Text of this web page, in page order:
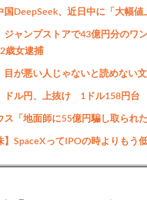
国DeepSeek、近日中に「大幅
ジャンプストアで43億円分のワ
歳女逮捕
目が悪い人じゃないと読めない
ドル円、上抜け 1ドル158円台
ス「地面師に55億円騙し取られ
】SpaceXってIPOの時よりもう